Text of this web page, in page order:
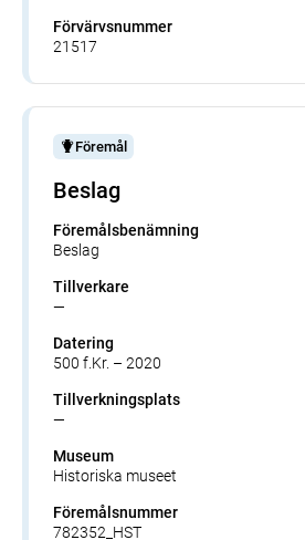
Förvärvsnummer
21517
Föremål
Beslag
Föremålsbenämning
Beslag
Tillverkare
—
Datering
500 f.Kr. – 2020
Tillverkningsplats
—
Museum
Historiska museet
Föremålsnummer
782352_HST